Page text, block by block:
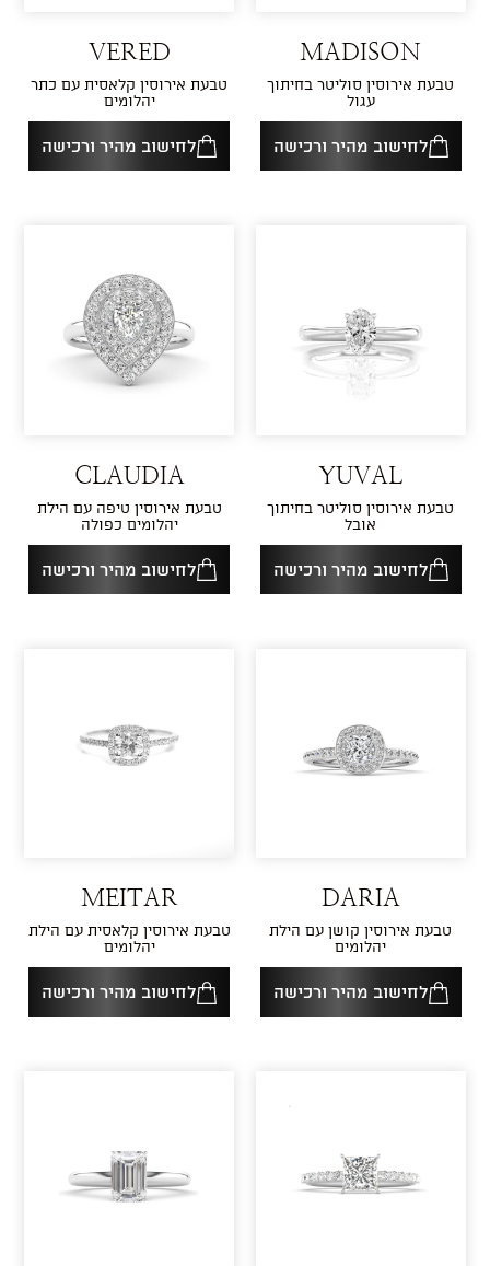
MADISON
טבעת אירוסין סוליטר בחיתוך
עגול
לחישוב מהיר ורכישה
VERED
טבעת אירוסין קלאסית עם כתר
יהלומים
לחישוב מהיר ורכישה
YUVAL
טבעת אירוסין סוליטר בחיתוך
אובל
לחישוב מהיר ורכישה
CLAUDIA
טבעת אירוסין טיפה עם הילת
יהלומים כפולה
לחישוב מהיר ורכישה
DARIA
טבעת אירוסין קושן עם הילת
יהלומים
לחישוב מהיר ורכישה
MEITAR
טבעת אירוסין קלאסית עם הילת
יהלומים
לחישוב מהיר ורכישה